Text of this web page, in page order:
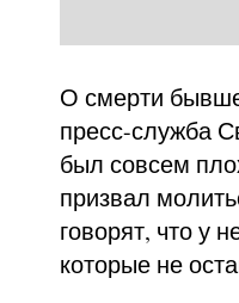
О смерти
пресс-служба
был совсем
призвал
говорят, что у
которые не